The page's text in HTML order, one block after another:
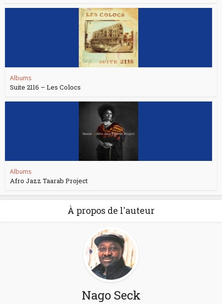
Albums
Suite 2116 – Les Colocs
Albums
Afro Jazz Taarab Project
À propos de l'auteur
Nago Seck